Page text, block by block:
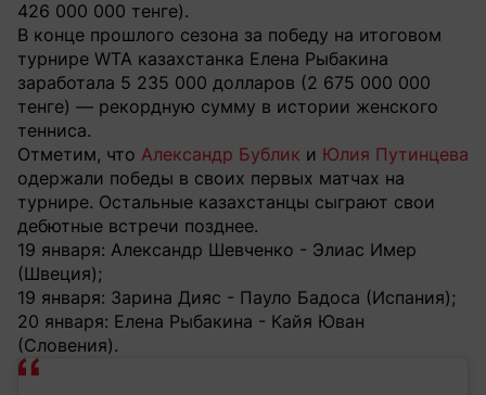
426 000 000 тенге).
В конце прошлого сезона за победу на итоговом
турнире WTA казахстанка Елена Рыбакина
заработала 5 235 000 долларов (2 675 000 000
тенге) — рекордную сумму в истории женского
тенниса.
Отметим, что Александр Бублик и Юлия Путинцева
одержали победы в своих первых матчах на
турнире. Остальные казахстанцы сыграют свои
дебютные встречи позднее.
19 января: Александр Шевченко - Элиас Имер
(Швеция);
19 января: Зарина Дияс - Пауло Бадоса (Испания);
20 января: Елена Рыбакина - Кайя Юван
(Словения).